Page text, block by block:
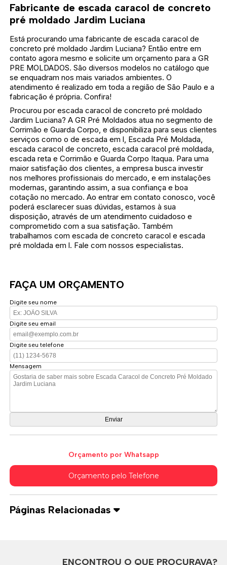
Fabricante de escada caracol de concreto
pré moldado Jardim Luciana
Está procurando uma fabricante de escada caracol de
concreto pré moldado Jardim Luciana? Então entre em
contato agora mesmo e solicite um orçamento para a GR
PRE MOLDADOS. São diversos modelos no catálogo que
se enquadram nos mais variados ambientes. O
atendimento é realizado em toda a região de São Paulo e a
fabricação é própria. Confira!
Procurou por escada caracol de concreto pré moldado
Jardim Luciana? A GR Pré Moldados atua no segmento de
Corrimão e Guarda Corpo, e disponibiliza para seus clientes
serviços como o de escada em l, Escada Pré Moldada,
escada caracol de concreto, escada caracol pré moldada,
escada reta e Corrimão e Guarda Corpo Itaqua. Para uma
maior satisfação dos clientes, a empresa busca investir
nos melhores profissionais do mercado, e em instalações
modernas, garantindo assim, a sua confiança e boa
cotação no mercado. Ao entrar em contato conosco, você
poderá esclarecer suas dúvidas, estamos à sua
disposição, através de um atendimento cuidadoso e
comprometido com a sua satisfação. Também
trabalhamos com escada de concreto caracol e escada
pré moldada em l. Fale com nossos especialistas.
FAÇA UM ORÇAMENTO
Digite seu nome
Digite seu email
Digite seu telefone
Mensagem
Orçamento por Whatsapp
Orçamento pelo Telefone
Páginas Relacionadas
ENCONTROU O QUE PROCURAVA?